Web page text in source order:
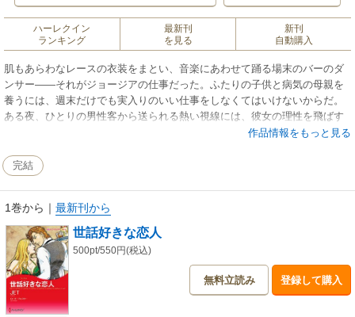
ハーレクイン
ランキング
最新刊
を見る
新刊
自動購入
肌もあらわなレースの衣装をまとい、音楽にあわせて踊る場末のバーのダ
ンサー――それがジョージアの仕事だった。ふたりの子供と病気の母親を
養うには、週末だけでも実入りのいい仕事をしなくてはいけないからだ。
ある夜、ひとりの男性客から送られる熱い視線には、彼女の理性を飛ばす
特別な情熱がこめられていた。彼の名はジョーダン。ジョージアの貧しい
乱闘さえ辞さない情熱家だった…！
作品情報をもっと見る
完結
1巻から ｜ 最新刊から
世話好きな恋人
500pt/550円(税込)
無料立読み 登録して購入